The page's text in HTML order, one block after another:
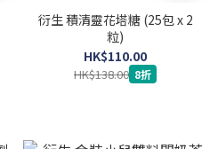
衍生 積清靈花塔糖 (25包 x 2
粒)
HK$110.00
HK$138.00 8折